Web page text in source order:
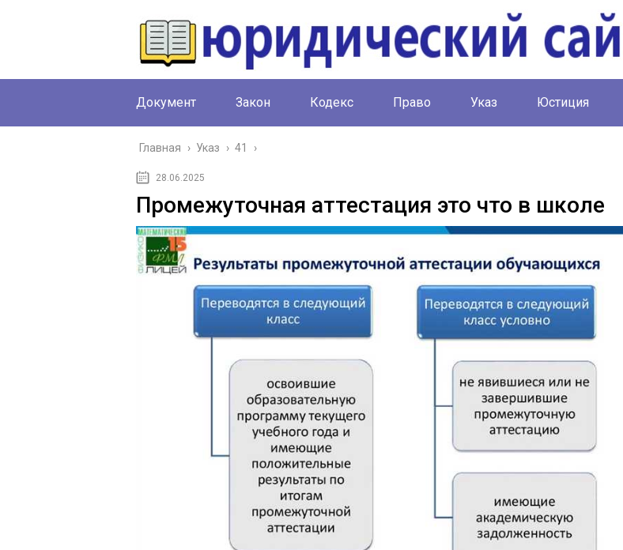
Документ Закон Кодекс Право Указ Юстиция
Главная › Указ › 41 ›
28.06.2025
Промежуточная аттестация это что в школе